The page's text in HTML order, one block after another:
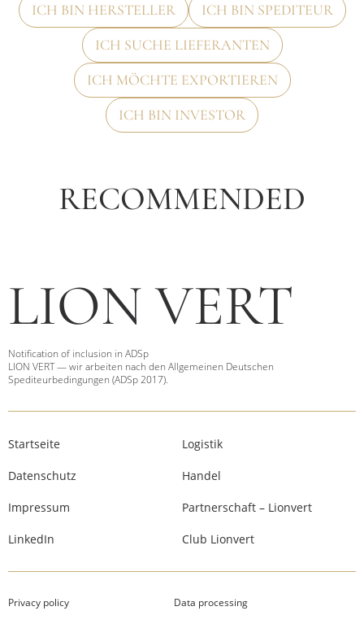
ICH BIN HERSTELLER
ICH BIN SPEDITEUR
ICH SUCHE LIEFERANTEN
ICH MÖCHTE EXPORTIEREN
ICH BIN INVESTOR
RECOMMENDED
LION VERT
Notification of inclusion in ADSp
LION VERT — wir arbeiten nach den Allgemeinen Deutschen
Spediteurbedingungen (ADSp 2017).
Startseite Logistik
Datenschutz Handel
Impressum Partnerschaft – Lionvert
LinkedIn Club Lionvert
Privacy policy Data processing